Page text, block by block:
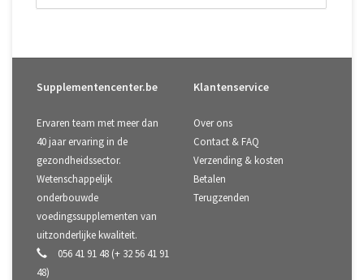
Supplementencenter.be
Ervaren team met meer dan
40 jaar ervaring in de
gezondheidssector.
Wetenschappelijk
onderbouwde
voedingssupplementen van
uitzonderlijke kwaliteit.
056 41 91 48 (+ 32 56 41 91
48)
Klantenservice
Over ons
Contact & FAQ
Verzending & kosten
Betalen
Terugzenden